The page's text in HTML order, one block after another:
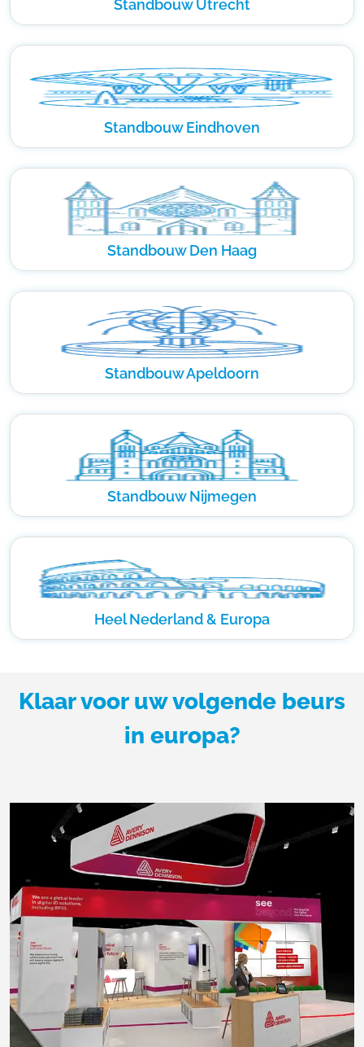
Standbouw Utrecht
Standbouw Eindhoven
Standbouw Den Haag
Standbouw Apeldoorn
Standbouw Nijmegen
Heel Nederland & Europa
Klaar voor uw volgende beurs
in europa?